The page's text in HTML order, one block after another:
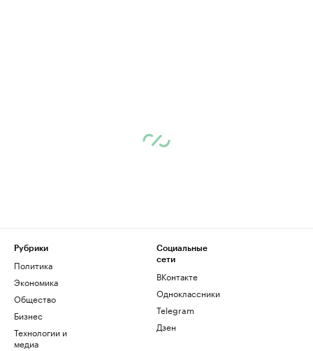
Рубрики
Политика
Экономика
Общество
Бизнес
Технологии и
медиа
Социальные
сети
ВКонтакте
Одноклассники
Telegram
Дзен